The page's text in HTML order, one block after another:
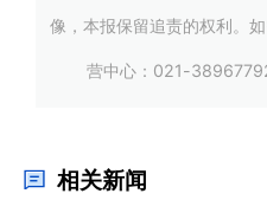
像，本报保留追责的权利。
营中心：021-
相关新闻